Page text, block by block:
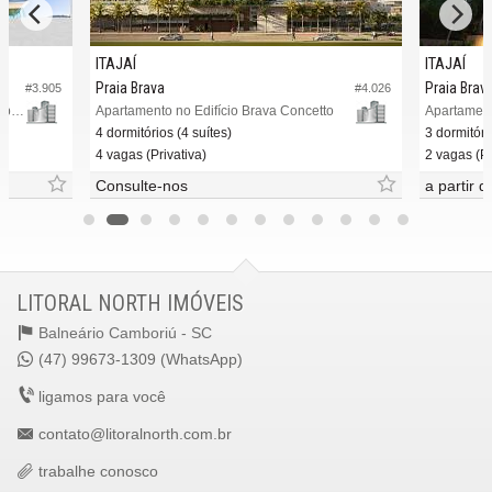
#3.905
Apartamento no Edifício Brava Coast Urban Complex
#4.026
ITAJAÍ
Praia Brava
Apartamento no Edifício Brava Concetto
4 dormitórios (4 suítes)
4 vagas (Privativa)
Consulte-nos
ITAJAÍ
Praia
3
2 vagas
a partir
LITORAL NORTH IMÓVEIS
Balneário Camboriú - SC
(47) 99673-1309 (WhatsApp)
ligamos para você
contato@litoralnorth.com.br
trabalhe conosco